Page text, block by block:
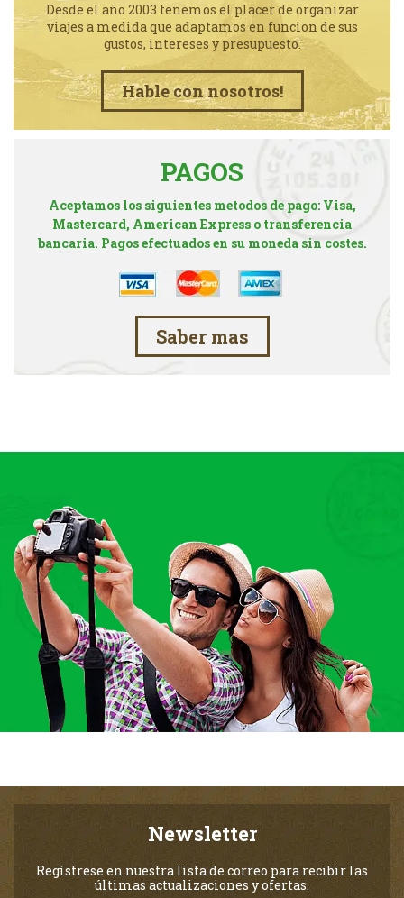
Desde el año 2003 tenemos el placer de organizar
viajes a medida que adaptamos en funcion de sus
gustos, intereses y presupuesto.
Hable con nosotros!
PAGOS
Aceptamos los siguientes metodos de pago: Visa,
Mastercard, American Express o transferencia
bancaria. Pagos efectuados en su moneda sin costes.
Saber mas
Newsletter
Regístrese en nuestra lista de correo para recibir las
últimas actualizaciones y ofertas.